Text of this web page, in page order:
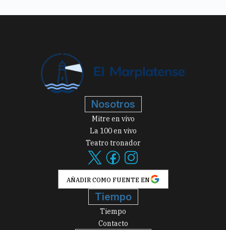
Nosotros
Mitre en vivo
La 100 en vivo
Teatro tronador
AÑADIR COMO FUENTE EN
Tiempo
Tiempo
Contacto